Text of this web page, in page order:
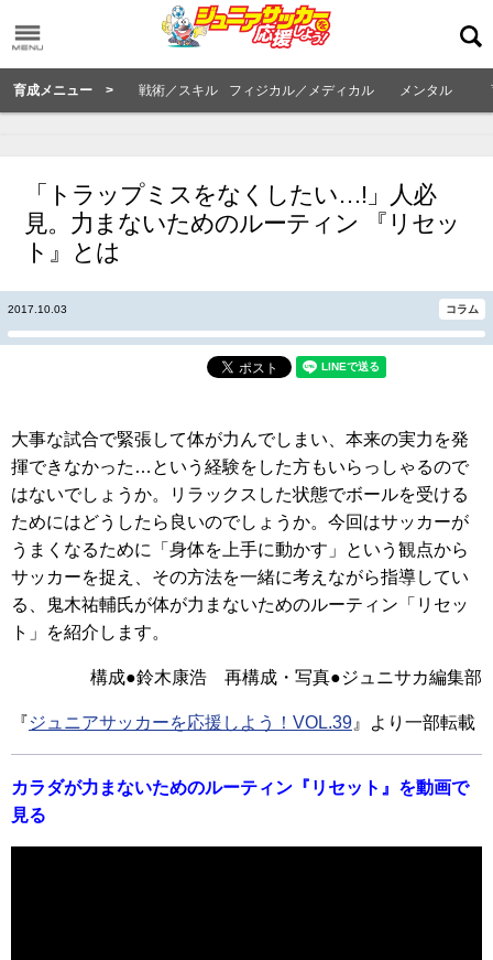
育成メニュー > 戦術／スキル フィジカル／メディカル メンタル
「トラップミスをなくしたい…!」人必
見。力まないためのルーティン 『リセッ
ト』とは
2017.10.03 コラム
大事な試合で緊張して体が力んでしまい、本来の実力を発
揮できなかった…という経験をした方もいらっしゃるので
はないでしょうか。リラックスした状態でボールを受ける
ためにはどうしたら良いのでしょうか。今回はサッカーが
うまくなるために「身体を上手に動かす」という観点から
サッカーを捉え、その方法を一緒に考えながら指導してい
る、鬼木祐輔氏が体が力まないためのルーティン「リセッ
ト」を紹介します。
構成●鈴木康浩 再構成・写真●ジュニサカ編集部
『ジュニアサッカーを応援しよう！VOL.39』より一部転載
カラダが力まないためのルーティン『リセット』を動画で
見る